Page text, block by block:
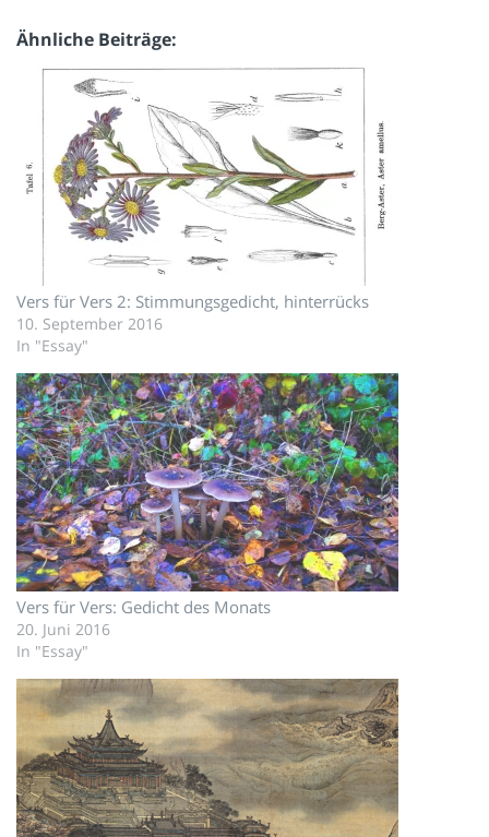
Ähnliche Beiträge
Vers für Vers 2: Stimmungsgedicht, hinterrücks
10. September 2016
In "Essay"
Vers für Vers: Gedicht des Monats
20. Juni 2016
In "Essay"